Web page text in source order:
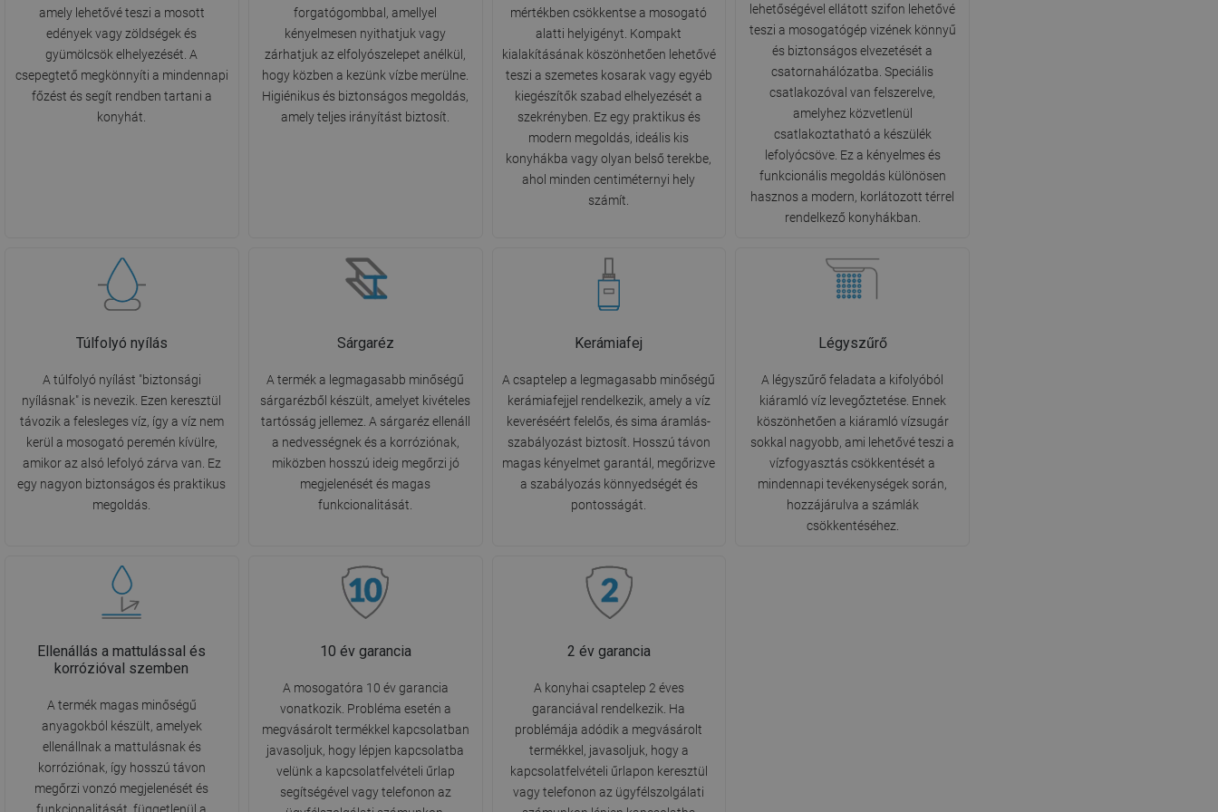
amely lehetővé teszi a mosott
edények vagy zöldségek és
gyümölcsök elhelyezését. A
csepegtető megkönnyíti a mindennapi
főzést és segít rendben tartani a
konyhát.
forgatógombbal, amellyel
kényelmesen nyithatjuk vagy
zárhatjuk az elfolyószelepet anélkül,
hogy közben a kezünk vízbe merülne.
Higiénikus és biztonságos megoldás,
amely teljes irányítást biztosít.
mértékben csökkentse a mosogató
alatti helyigényt. Kompakt
kialakításának köszönhetően lehetővé
teszi a szemetes kosarak vagy egyéb
kiegészítők szabad elhelyezését a
szekrényben. Ez egy praktikus és
modern megoldás, ideális kis
konyhákba vagy olyan belső terekbe,
ahol minden centiméternyi hely
számít.
lehetőségével ellátott szifon lehetővé
teszi a mosogatógép vizének könnyű
és biztonságos elvezetését a
csatornahálózatba. Speciális
csatlakozóval van felszerelve,
amelyhez közvetlenül
csatlakoztatható a készülék
lefolyócsöve. Ez a kényelmes és
funkcionális megoldás különösen
hasznos a modern, korlátozott térrel
rendelkező konyhákban.
Túlfolyó nyílás
A túlfolyó nyílást "biztonsági
nyílásnak" is nevezik. Ezen keresztül
távozik a felesleges víz, így a víz nem
kerül a mosogató peremén kívülre,
amikor az alsó lefolyó zárva van. Ez
egy nagyon biztonságos és praktikus
megoldás.
Sárgaréz
A termék a legmagasabb minőségű
sárgarézből készült, amelyet kivételes
tartósság jellemez. A sárgaréz ellenáll
a nedvességnek és a korróziónak,
miközben hosszú ideig megőrzi jó
megjelenését és magas
funkcionalitását.
Kerámiafej
A csaptelep a legmagasabb minőségű
kerámiafejjel rendelkezik, amely a víz
keveréséért felelős, és sima áramlás-
szabályozást biztosít. Hosszú távon
magas kényelmet garantál, megőrizve
a szabályozás könnyedségét és
pontosságát.
Légyszűrő
A légyszűrő feladata a kifolyóból
kiáramló víz levegőztetése. Ennek
köszönhetően a kiáramló vízsugár
sokkal nagyobb, ami lehetővé teszi a
vízfogyasztás csökkentését a
mindennapi tevékenységek során,
hozzájárulva a számlák
csökkentéséhez.
Ellenállás a mattulással és
korrózióval szemben
A termék magas minőségű
anyagokból készült, amelyek
ellenállnak a mattulásnak és
korróziónak, így hosszú távon
megőrzi vonzó megjelenését és
10 év garancia
A mosogatóra 10 év garancia
vonatkozik. Probléma esetén a
megvásárolt termékkel kapcsolatban
javasoljuk, hogy lépjen kapcsolatba
velünk a kapcsolatfelvételi űrlap
segítségével vagy telefonon az
2 év garancia
A konyhai csaptelep 2 éves
garanciával rendelkezik. Ha
problémája adódik a megvásárolt
termékkel, javasoljuk, hogy a
kapcsolatfelvételi űrlapon keresztül
vagy telefonon az ügyfélszolgálati
DANISH
SWEDISH
FINNISH
PORTUGUESE
CROATIAN
GREEK
SLOVENIAN